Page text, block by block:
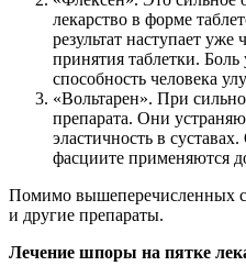
лекарство в форме
результат наступает уже
принятия таблетки. Боль
способность человека
«Вольтарен». При
препарата. Они
эластичность в
фасциите применяются
Помимо вышеперечисленных
и другие препараты.
Лечение шпоры на пятке